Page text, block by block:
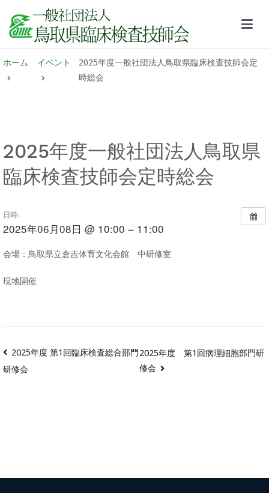
ホーム イベント
2025年度一般社団法人鳥取県臨床検査技師会定
時総会
2025年度一般社団法人鳥取県
臨床検査技師会定時総会
日時:
2025年06月08日 @ 10:00 – 11:00
会場：鳥取県立倉吉体育文化会館 中研修室
現地開催
2025年度 第1回臨床検査総合部門
研修会
2025年度 第1回病理細胞部門研
修会